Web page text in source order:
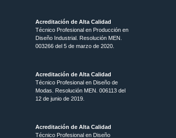
Acreditación de Alta Calidad
Técnico Profesional en Producción en
Diseño Industrial. Resolución MEN.
003266 del 5 de marzo de 2020.
Acreditación de Alta Calidad
Técnico Profesional en Diseño de
Modas. Resolución MEN. 006113 del
12 de junio de 2019.
Acreditación de Alta Calidad
Técnico Profesional en Diseño